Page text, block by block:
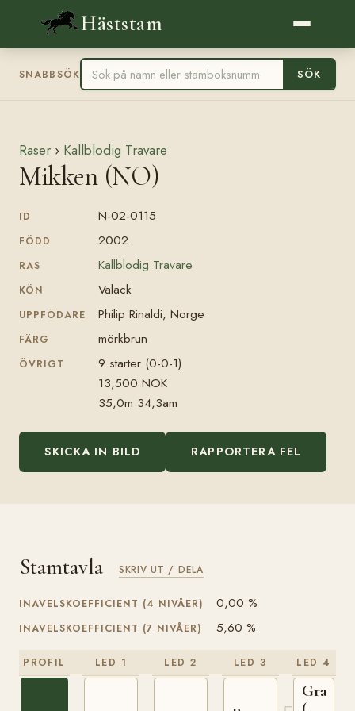
Häststam
SNABBSÖK SÖK
Raser › Kallblodig Travare
Mikken (NO)
ID N-02-0115
FÖDD 2002
RAS Kallblodig Travare
KÖN Valack
UPPFÖDARE Philip Rinaldi, Norge
FÄRG mörkbrun
ÖVRIGT
9 starter (0-0-1)
13,500 NOK
35,0m 34,3am
SKICKA IN BILD RAPPORTERA FEL
Stamtavla SKRIV UT / DELA
INAVELSKOEFFICIENT (4 NIVÅER) 0,00 %
INAVELSKOEFFICIENT (7 NIVÅER) 5,60 %
PROFIL LED 1 LED 2 LED 3 LED 4